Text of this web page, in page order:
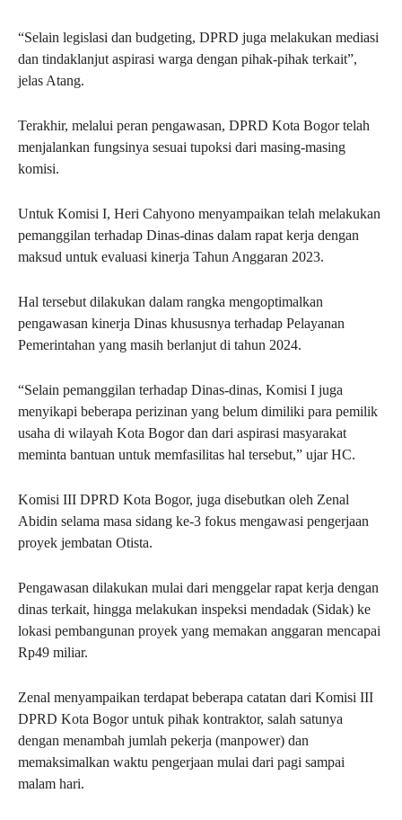
“Selain legislasi dan budgeting, DPRD juga melakukan mediasi
dan tindaklanjut aspirasi warga dengan pihak-pihak terkait”,
jelas Atang.
Terakhir, melalui peran pengawasan, DPRD Kota Bogor telah
menjalankan fungsinya sesuai tupoksi dari masing-masing
komisi.
Untuk Komisi I, Heri Cahyono menyampaikan telah melakukan
pemanggilan terhadap Dinas-dinas dalam rapat kerja dengan
maksud untuk evaluasi kinerja Tahun Anggaran 2023.
Hal tersebut dilakukan dalam rangka mengoptimalkan
pengawasan kinerja Dinas khususnya terhadap Pelayanan
Pemerintahan yang masih berlanjut di tahun 2024.
“Selain pemanggilan terhadap Dinas-dinas, Komisi I juga
menyikapi beberapa perizinan yang belum dimiliki para pemilik
usaha di wilayah Kota Bogor dan dari aspirasi masyarakat
meminta bantuan untuk memfasilitas hal tersebut,” ujar HC.
Komisi III DPRD Kota Bogor, juga disebutkan oleh Zenal
Abidin selama masa sidang ke-3 fokus mengawasi pengerjaan
proyek jembatan Otista.
Pengawasan dilakukan mulai dari menggelar rapat kerja dengan
dinas terkait, hingga melakukan inspeksi mendadak (Sidak) ke
lokasi pembangunan proyek yang memakan anggaran mencapai
Rp49 miliar.
Zenal menyampaikan terdapat beberapa catatan dari Komisi III
DPRD Kota Bogor untuk pihak kontraktor, salah satunya
dengan menambah jumlah pekerja (manpower) dan
memaksimalkan waktu pengerjaan mulai dari pagi sampai
malam hari.